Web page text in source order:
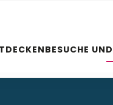
BESUCHE